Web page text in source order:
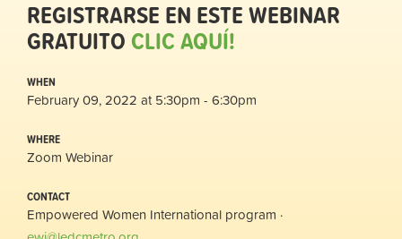
REGISTRARSE EN ESTE WEBINAR
GRATUITO CLIC AQUÍ!
WHEN
February 09, 2022 at 5:30pm - 6:30pm
WHERE
Zoom Webinar
CONTACT
Empowered Women International program ·